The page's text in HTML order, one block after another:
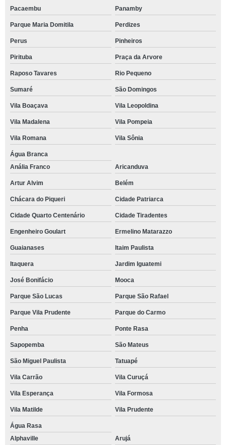
Pacaembu Panamby
Parque Maria Domitila Perdizes
Perus Pinheiros
Pirituba Praça da Arvore
Raposo Tavares Rio Pequeno
Sumaré São Domingos
Vila Boaçava Vila Leopoldina
Vila Madalena Vila Pompeia
Vila Romana Vila Sônia
Água Branca
Anália Franco
Aricanduva
Artur Alvim Belém
Chácara do Piqueri Cidade Patriarca
Cidade Quarto Centenário Cidade Tiradentes
Engenheiro Goulart Ermelino Matarazzo
Guaianases Itaim Paulista
Itaquera Jardim Iguatemi
José Bonifácio Mooca
Parque São Lucas Parque São Rafael
Parque Vila Prudente Parque do Carmo
Penha Ponte Rasa
Sapopemba São Mateus
São Miguel Paulista Tatuapé
Vila Carrão Vila Curuçá
Vila Esperança Vila Formosa
Vila Matilde Vila Prudente
Água Rasa
Alphaville
Arujá